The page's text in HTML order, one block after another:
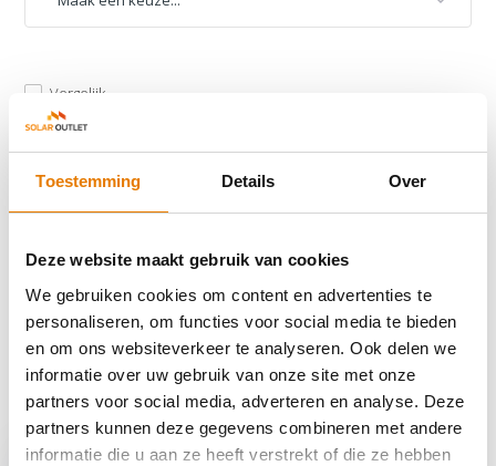
Toestemming Details Over
Deze website maakt gebruik van cookies
We gebruiken cookies om content en advertenties te
personaliseren, om functies voor social media te bieden
en om ons websiteverkeer te analyseren. Ook delen we
informatie over uw gebruik van onze site met onze
partners voor social media, adverteren en analyse. Deze
partners kunnen deze gegevens combineren met andere
informatie die u aan ze heeft verstrekt of die ze hebben
Vergelijk
Productomschrijving
Reviews
Delen
Recent bekeken